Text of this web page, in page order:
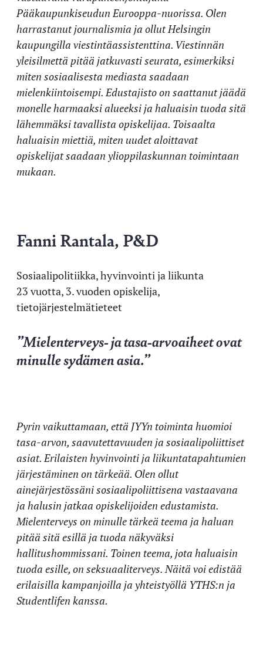
Pääkaupunkiseudun Eurooppa-nuorissa. Olen
harrastanut journalismia ja ollut Helsingin
kaupungilla viestintäassistenttina. Viestinnän
yleisilmettä pitää jatkuvasti seurata, esimerkiksi
miten sosiaalisesta mediasta saadaan
mielenkiintoisempi. Edustajisto on saattanut jäädä
monelle harmaaksi alueeksi ja haluaisin tuoda sitä
lähemmäksi tavallista opiskelijaa. Toisaalta
haluaisin miettiä, miten uudet aloittavat
opiskelijat saadaan ylioppilaskunnan toimintaan
mukaan.
Fanni Rantala, P&D
Sosiaalipolitiikka, hyvinvointi ja liikunta
23 vuotta, 3. vuoden opiskelija,
tietojärjestelmätieteet
”Mielenterveys- ja tasa-arvoaiheet ovat
minulle sydämen asia.”
Pyrin vaikuttamaan, että JYYn toiminta huomioi
tasa-arvon, saavutettavuuden ja sosiaalipoliittiset
asiat. Erilaisten hyvinvointi ja liikuntatapahtumien
järjestäminen on tärkeää. Olen ollut
ainejärjestössäni sosiaalipoliittisena vastaavana
ja halusin jatkaa opiskelijoiden edustamista.
Mielenterveys on minulle tärkeä teema ja haluan
pitää sitä esillä ja tuoda näkyväksi
hallitushommissani. Toinen teema, jota haluaisin
tuoda esille, on seksuaaliterveys. Näitä voi edistää
erilaisilla kampanjoilla ja yhteistyöllä YTHS:n ja
Studentlifen kanssa.